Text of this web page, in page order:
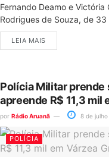
Fernando Deamo e
Rodrigues de Souza, de
LEIA MAIS
Polícia Militar
apreende R$ 11,3 mil
por Rádio Aruanã 8 de
POLÍCIA